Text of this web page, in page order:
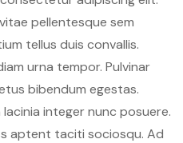
pellentesque sem
tellus duis convallis.
urna tempor. Pulvinar
bibendum egestas.
lacinia integer nunc posuere.
aptent taciti sociosqu. Ad